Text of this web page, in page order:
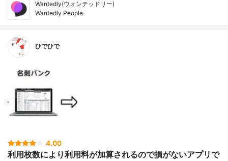
Wantedly(ウォンテッドリー)
Wantedly People
ひでひで
4.00
利用枚数により利用料が加算されるので損がないアプリで